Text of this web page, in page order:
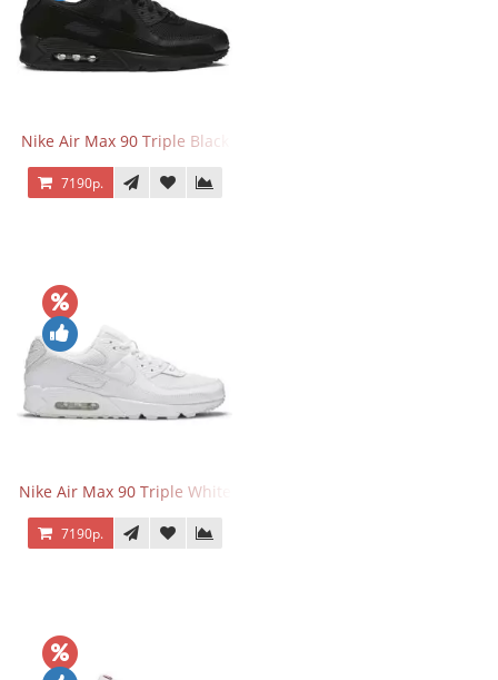
Nike Air Max 90 Triple Black
7190р.
Nike Air Max 90 Triple White
7190р.